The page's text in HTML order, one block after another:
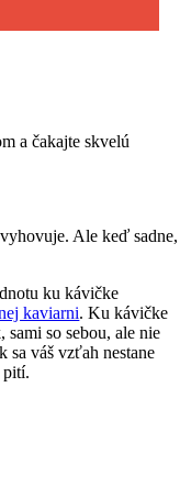
a čakajte skvelú
Ale keď sadne,
ku kávičke
kaviarni. Ku kávičke
so sebou, ale nie
sa váš vzťah nestane
pití.